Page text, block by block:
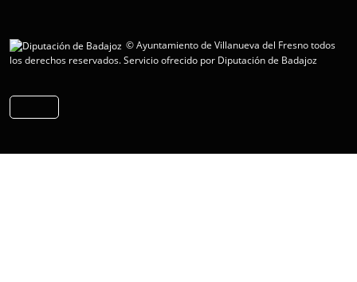
© Ayuntamiento de Villanueva del Fresno todos
los derechos reservados.Servicio ofrecido por Diputación de Badajoz